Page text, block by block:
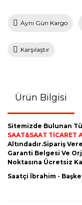
Aynı Gün Kargo
Karşılaştır
Ürün Bilgisi
Sitemizde Bulunan
SAAT&SAAT TİCARET
Altındadır.Sipariş
Garanti Belgesi Ve
Noktasına Ücretsiz
Saatçi İbrahim -